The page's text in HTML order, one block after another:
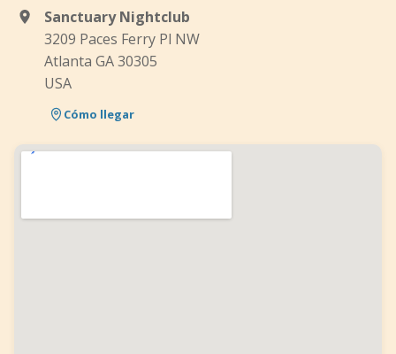
Sanctuary Nightclub
3209 Paces Ferry Pl NW
Atlanta GA 30305
USA
Cómo llegar